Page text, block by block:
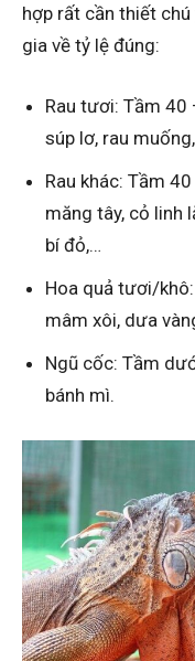
hợp rất cần thiết
gia về tỷ lệ đúng:
Rau tươi: Tầm 40
súp lơ, rau
Rau khác: Tầm
măng tây, cỏ linh
bí đỏ,…
Hoa quả tươi/
mâm xôi, dưa
Ngũ cốc: Tầm
bánh mì.